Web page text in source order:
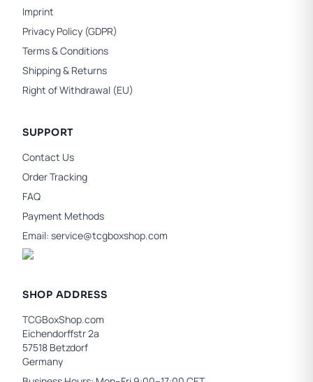
Imprint
Privacy Policy (GDPR)
Terms & Conditions
Shipping & Returns
Right of Withdrawal (EU)
SUPPORT
Contact Us
Order Tracking
FAQ
Payment Methods
Email: service@tcgboxshop.com
SHOP ADDRESS
TCGBoxShop.com
Eichendorffstr 2a
57518 Betzdorf
Germany